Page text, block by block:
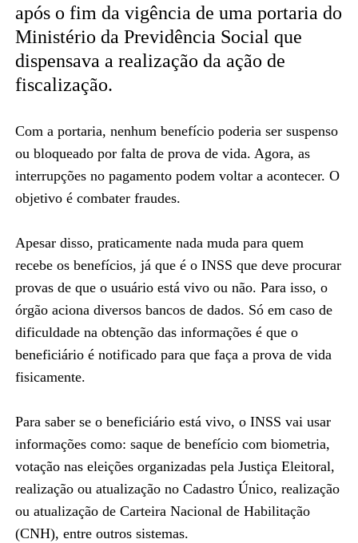
após o fim da vigência de uma portaria do
Ministério da Previdência Social que
dispensava a realização da ação de
fiscalização.
Com a portaria, nenhum benefício poderia ser suspenso
ou bloqueado por falta de prova de vida. Agora, as
interrupções no pagamento podem voltar a acontecer. O
objetivo é combater fraudes.
Apesar disso, praticamente nada muda para quem
recebe os benefícios, já que é o INSS que deve procurar
provas de que o usuário está vivo ou não. Para isso, o
órgão aciona diversos bancos de dados. Só em caso de
dificuldade na obtenção das informações é que o
beneficiário é notificado para que faça a prova de vida
fisicamente.
Para saber se o beneficiário está vivo, o INSS vai usar
informações como: saque de benefício com biometria,
votação nas eleições organizadas pela Justiça Eleitoral,
realização ou atualização no Cadastro Único, realização
ou atualização de Carteira Nacional de Habilitação
(CNH), entre outros sistemas.